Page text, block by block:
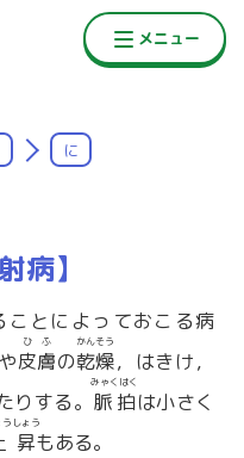
に
病】
とによっておこる病
皮膚
ひふ
の乾燥
かんそう
，はきけ，
りする。 脈拍
みゃくはく
は小さく
昇
うしょう
もある。